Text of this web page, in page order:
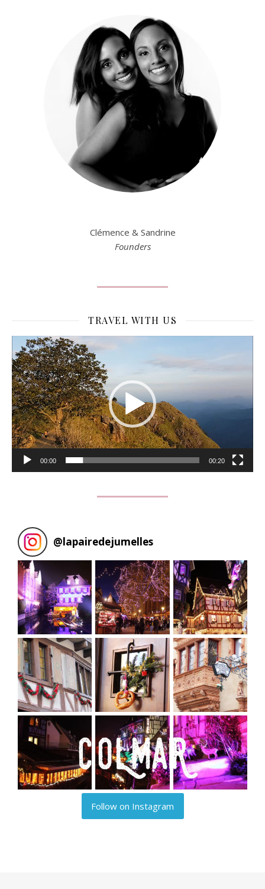
Clémence & Sandrine
Founders
TRAVEL WITH US
Lecteur
vidéo
00:00 00:20
@lapairedejumelles
Follow on Instagram